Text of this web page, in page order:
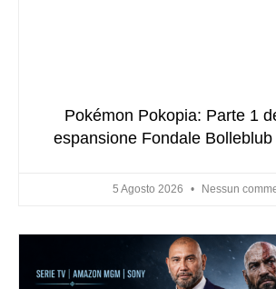
Pokémon Pokopia: Parte 1
espansione Fondale
5 Agosto 2026 Nessun